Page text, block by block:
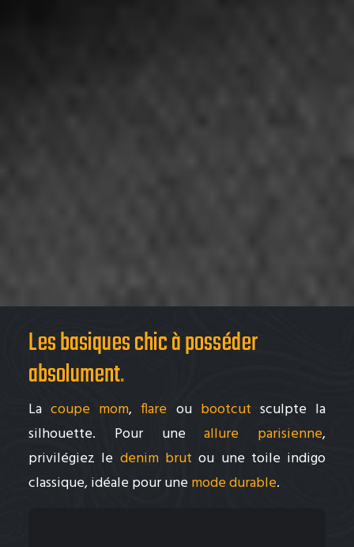
Les basiques chic à posséder
absolument.
Lacoupe mom,flare ou bootcut sculpte la
silhouette. Pour uneallure parisienne,
privilégiez le denim brut ou une toile indigo
classique, idéale pour une mode durable.